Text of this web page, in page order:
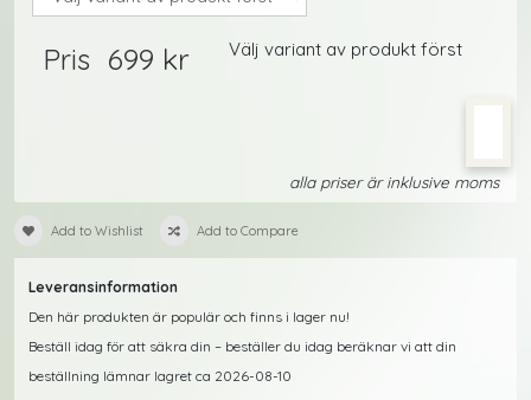
Pris 699 kr Välj variant av produkt först
alla priser är inklusive moms
Add to Wishlist Add to Compare
Leveransinformation
Den här produkten är populär och finns i lager nu!
Beställ idag för att säkra din – beställer du idag beräknar vi att din
beställning lämnar lagret ca 2026-08-10